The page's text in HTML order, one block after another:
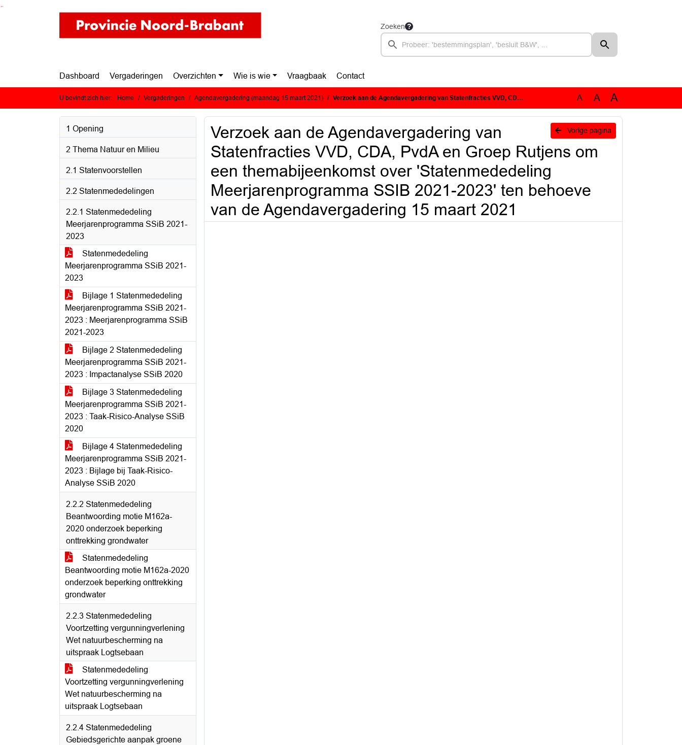
Ga naar de inhoud van deze pagina
Ga naar het zoeken
Ga naar het menu
Zoeken
Dashboard Vergaderingen Overzichten Wie is wie Vraagbaak Contact
U bevindt zich hier: Home Vergaderingen Agendavergadering (maandag 15 maart 2021) Verzoek aan de Agendavergadering van Statenfracties VVD, CDA, PvdA en Groep Rutjens om een themabijeenkomst over 'Statenmededeling Meerjarenprogramma SSIB 2021-2023' ten behoeve van de Agendavergadering 15 maart 2021 A A A
1 Opening
2 Thema Natuur en Milieu
2.1 Statenvoorstellen
2.2 Statenmededelingen
2.2.1 Statenmededeling
Meerjarenprogramma SSiB 2021-
2023
Statenmededeling
Meerjarenprogramma SSiB 2021-
2023
Bijlage 1 Statenmededeling
Meerjarenprogramma SSiB 2021-
2023 : Meerjarenprogramma SSiB
2021-2023
Bijlage 2 Statenmededeling
Meerjarenprogramma SSiB 2021-
2023 : Impactanalyse SSiB 2020
Bijlage 3 Statenmededeling
Meerjarenprogramma SSiB 2021-
2023 : Taak-Risico-Analyse SSiB
2020
Bijlage 4 Statenmededeling
Meerjarenprogramma SSiB 2021-
2023 : Bijlage bij Taak-Risico-
Analyse SSiB 2020
2.2.2 Statenmededeling
Beantwoording motie M162a-
2020 onderzoek beperking
onttrekking grondwater
Statenmededeling
Beantwoording motie M162a-2020
onderzoek beperking onttrekking
grondwater
2.2.3 Statenmededeling
Voortzetting vergunningverlening
Wet natuurbescherming na
uitspraak Logtsebaan
Statenmededeling
Voortzetting vergunningverlening
Wet natuurbescherming na
uitspraak Logtsebaan
2.2.4 Statenmededeling
Gebiedsgerichte aanpak groene
Vorige pagina
Verzoek aan de Agendavergadering van
Statenfracties VVD, CDA, PvdA en Groep Rutjens om
een themabijeenkomst over 'Statenmededeling
Meerjarenprogramma SSIB 2021-2023' ten behoeve
van de Agendavergadering 15 maart 2021